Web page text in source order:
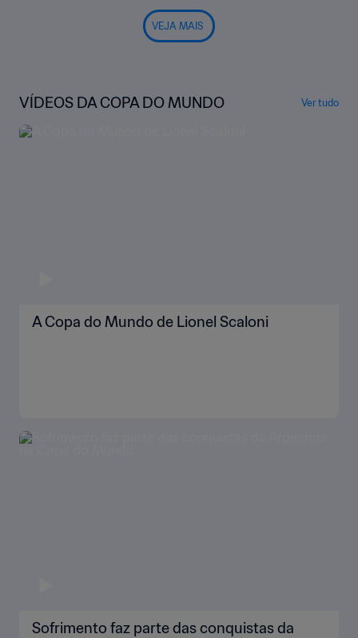
VEJA MAIS
VÍDEOS DA COPA DO MUNDO Ver tudo
A Copa do Mundo de Lionel Scaloni
Sofrimento faz parte das conquistas da